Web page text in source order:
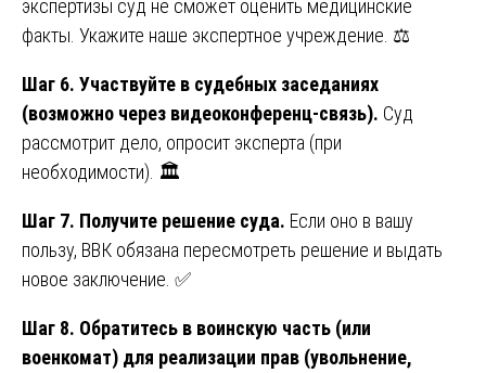
экспертизы суд не сможет оценить медицинские
факты. Укажите наше экспертное учреждение. ⚖️
Шаг 6. Участвуйте в судебных заседаниях
(возможно через видеоконференц-связь). Суд
рассмотрит дело, опросит эксперта (при
необходимости). 🏛️
Шаг 7. Получите решение суда. Если оно в вашу
пользу, ВВК обязана пересмотреть решение и выдать
новое заключение. ✅
Шаг 8. Обратитесь в воинскую часть (или
военкомат) для реализации прав (увольнение,